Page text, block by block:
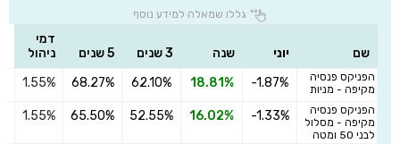
גללו שמאלה למידע נוסף
שם יוני שנה 3 שנים 5 שנים
דמי
ניהול
הפניקס פנסיה
מקיפה - מניות
-1.87%
18.81%
62.10%
68.27%
1.55%
הפניקס פנסיה
מקיפה - מסלול
לבני 50 ומטה
-1.33%
16.02%
52.55%
65.50%
1.55%